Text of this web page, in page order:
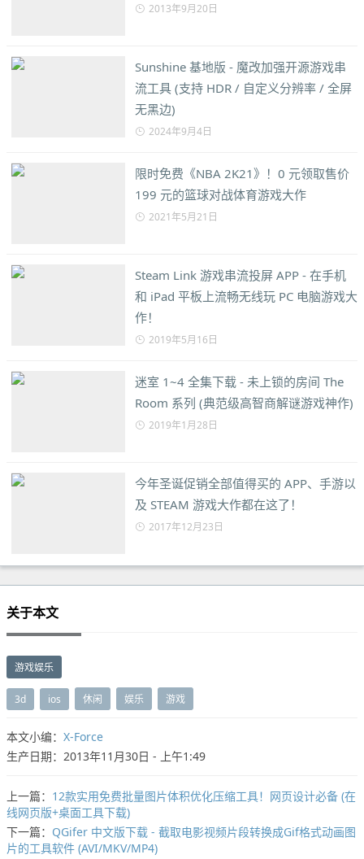
2013年9月20日
Sunshine 基地版 - 魔改加强开源游戏串
流工具 (支持 HDR / 自定义分辨率 / 全屏
无黑边)
2024年9月4日
限时免费《NBA 2K21》！0 元领取售价
199 元的篮球对战体育游戏大作
2021年5月21日
Steam Link 游戏串流投屏 APP - 在手机
和 iPad 平板上流畅无线玩 PC 电脑游戏大
作！
2019年5月16日
迷室 1~4 全集下载 - 未上锁的房间 The
Room 系列 (典范级高智商解谜游戏神作)
2019年1月28日
今年圣诞促销全部值得买的 APP、手游以
及 STEAM 游戏大作都在这了！
2017年12月23日
关于本文
游戏娱乐
3d ios 休闲 娱乐 游戏
本文小编： X-Force
生产日期：2013年11月30日 - 上午1:49
上一篇： 12款实用免费批量图片体积优化压缩工具！网页设计必备 (在
线网页版+桌面工具下载)
下一篇： QGifer 中文版下载 - 截取电影视频片段转换成Gif格式动画图
片的工具软件 (AVI/MKV/MP4)